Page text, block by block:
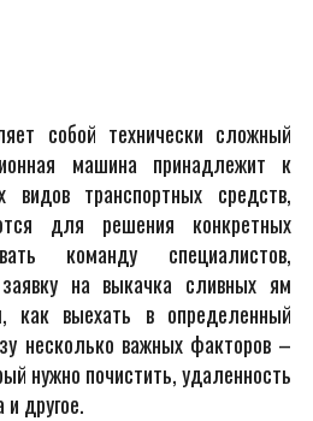
собой технически сложный
машина принадлежит к
видов транспортных средств,
для решения конкретных
команду специалистов,
заявку на выкачка сливных ям
как выехать в определенный
несколько важных факторов –
нужно почистить, удаленность
другое.